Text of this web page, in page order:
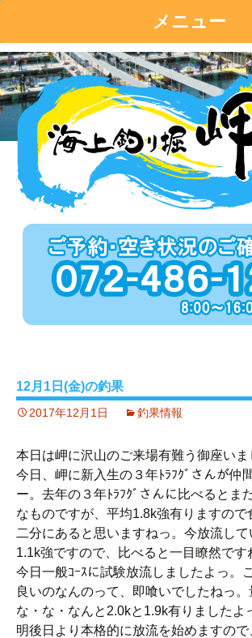
メニュー
コ
ン
テ
ン
12月1日(金)の釣果
2017年12月1日 釣果情報
本日は岬に沢山のご来場有難う御座いま
今日、岬に新入生の３年ﾄﾗﾌｸﾞさんが仲
ー。去年の３年ﾄﾗﾌｸﾞさんに比べるとま
なものですが、平均1.8k強有りますので
二分にあると思いますねっ。今放流して
1.1k強ですので、比べると一目瞭然です
今日一般ｺｰｽに試験放流しましたよっ。
良いのなんのって、即喰いでしたねっ。
な・な・なんと2.0kと1.9k有りましたよ
明後日より本格的に放流を始めますの